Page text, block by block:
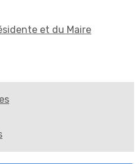
et du Maire